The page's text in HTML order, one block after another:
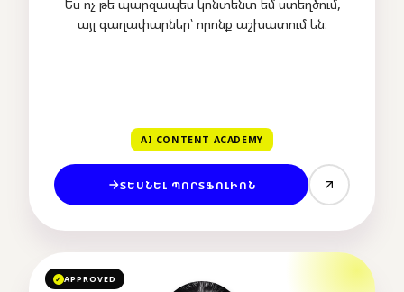
Ես ոչ թե պարզապես կոնտենտ եմ ստեղծում,
այլ գաղափարներ՝ որոնք աշխատում են։
AI CONTENT ACADEMY
ՏԵՍՆԵԼ ՊՈՐՏՖՈԼԻՈՆ
✓ APPROVED